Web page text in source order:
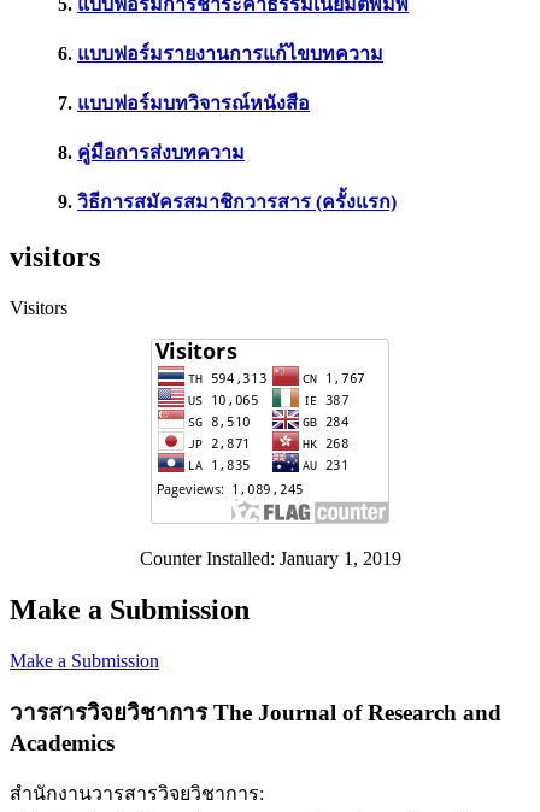
5. แบบฟอร์มการชำระค่าธรรมเนียมตีพิมพ์
6. แบบฟอร์มรายงานการแก้ไขบทความ
7. แบบฟอร์มบทวิจารณ์หนังสือ
8. คู่มือการส่งบทความ
9. วิธีการสมัครสมาชิกวารสาร (ครั้งแรก)
visitors
Visitors
Counter Installed: January 1, 2019
Make a Submission
Make a Submission
วารสารวิจยวิชาการThe Journal of Research and
Academics
สำนักงานวารสารวิจยวิชาการ: